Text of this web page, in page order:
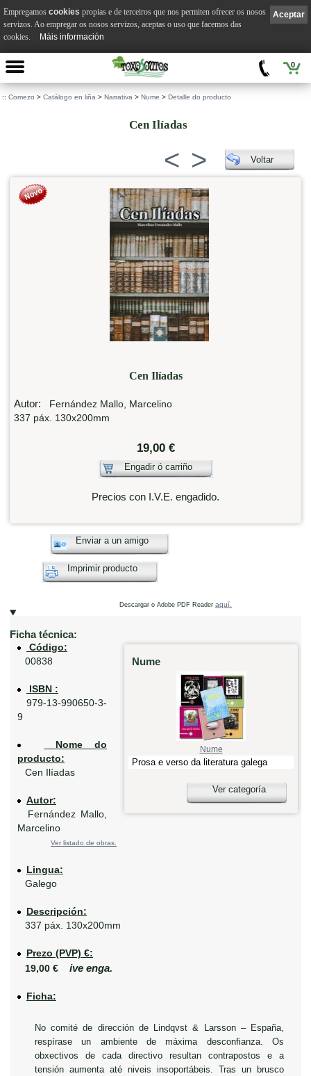
0
:: Comezo > Catálogo en liña > Narrativa > Nume > Detalle do producto
Cen Ilíadas
< > Voltar
Cen Ilíadas
Autor:
Fernández Mallo, Marcelino
337 páx. 130x200mm
19,00 €
Engadir ó carriño
Precios con I.V.E. engadido.
Enviar a un amigo
Imprimir producto
Descargar o Adobe PDF Reader aquí.
Ficha técnica:
Nume
Nume
Prosa e verso da literatura galega
Ver categoría
Código:
00838
ISBN :
979-13-990650-3-
9
Nome do
producto:
Cen Ilíadas
Autor:
Fernández Mallo,
Marcelino
Ver listado de obras.
Lingua:
Galego
Descripción:
337 páx. 130x200mm
Prezo (PVP) €:
19,00 € ive enga.
Ficha:
No comité de dirección de Lindqvst & Larsson – España,
respírase un ambiente de máxima desconfianza. Os
obxectivos de cada directivo resultan contrapostos e a
tensión aumenta até niveis insoportábeis. Tras un brusco
Aceptar
Empregamos cookies propias e de terceiros que nos permiten ofrecer os nosos
servizos. Ao empregar os nosos servizos, aceptas o uso que facemos das
cookies.
Máis información